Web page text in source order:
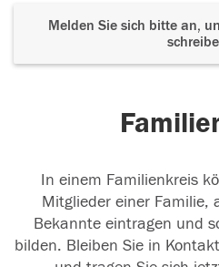
Melden Sie sich bitte an,
In einem Familienkreis
Mitglieder einer Familie,
Bekannte eintragen und
bilden. Bleiben Sie in